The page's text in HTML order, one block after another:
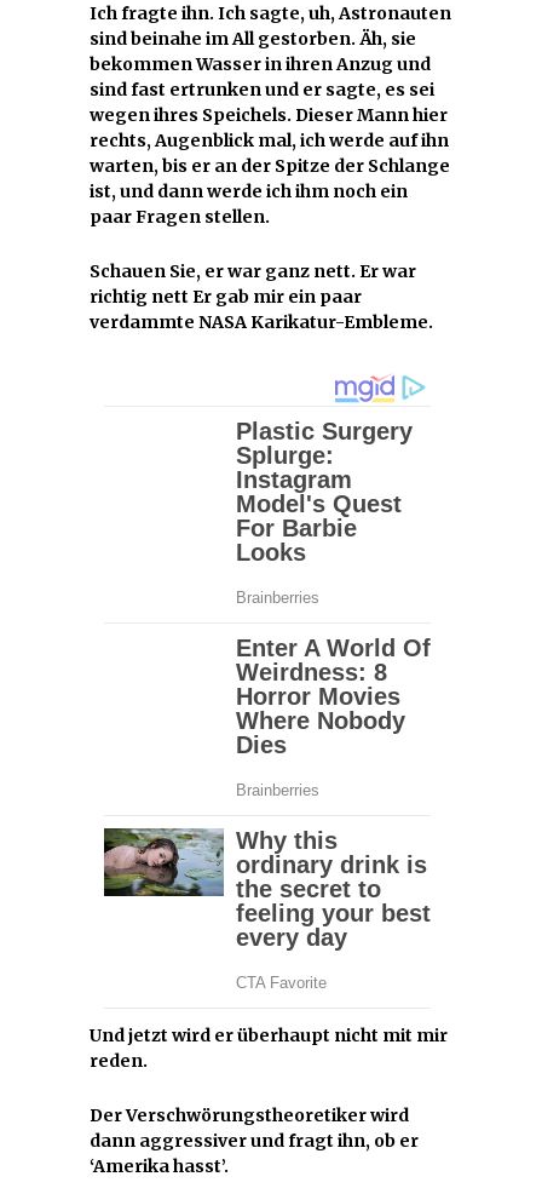
Ich fragte ihn. Ich sagte, uh, Astronauten
sind beinahe im All gestorben. Äh, sie
bekommen Wasser in ihren Anzug und
sind fast ertrunken und er sagte, es sei
wegen ihres Speichels. Dieser Mann hier
rechts, Augenblick mal, ich werde auf ihn
warten, bis er an der Spitze der Schlange
ist, und dann werde ich ihm noch ein
paar Fragen stellen.
Schauen Sie, er war ganz nett. Er war
richtig nett Er gab mir ein paar
verdammte NASA Karikatur-Embleme.
Und jetzt wird er überhaupt nicht mit mir
reden.
Der Verschwörungstheoretiker wird
dann aggressiver und fragt ihn, ob er
‘Amerika hasst’.